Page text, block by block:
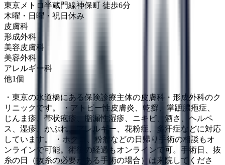
東京メトロ半蔵門線神保町 徒歩6分
木曜・日曜・祝日 休み
皮膚科
形成外科
美容皮膚科
美容外科
アレルギー科
他1個
・東京の水道橋にある保険診療主体の皮膚科・形成外科のク
リニックです。 ・アトピー性皮膚炎、乾癬、掌蹠膿疱症、
じんま疹、帯状疱疹、脂漏性湿疹、ニキビ、酒さ、ヘルペ
ス、湿疹、かぶれ、アレルギー、花粉症、多汗症などに対応
しています。 ・ホクロ、粉瘤などの日帰り手術の相談もオ
ンラインで可能。術後の経過もオンラインで可。手術日、抜
糸の日（抜糸の必要がある手術の場合）は来院してくださ